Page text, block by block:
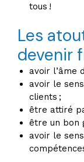
tous !
Les
devenir
avoir l’âme
avoir le
clients ;
être attiré
être un bon
avoir le